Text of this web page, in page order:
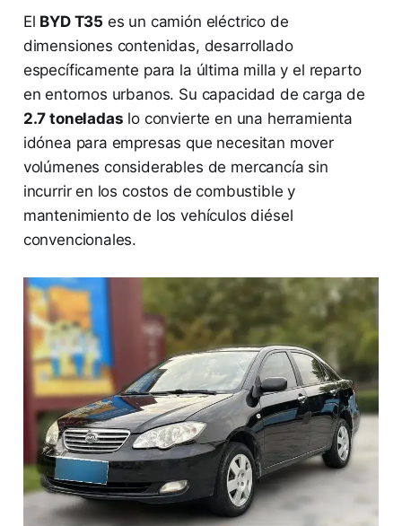
El BYD T35 es un camión eléctrico de
dimensiones contenidas, desarrollado
específicamente para la última milla y el reparto
en entornos urbanos. Su capacidad de carga de
2.7 toneladas lo convierte en una herramienta
idónea para empresas que necesitan mover
volúmenes considerables de mercancía sin
incurrir en los costos de combustible y
mantenimiento de los vehículos diésel
convencionales.